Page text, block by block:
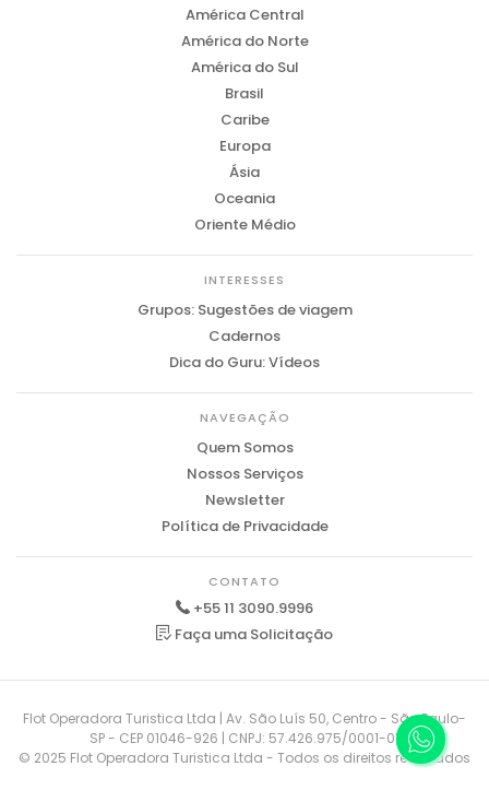
América Central
América do Norte
América do Sul
Brasil
Caribe
Europa
Ásia
Oceania
Oriente Médio
INTERESSES
Grupos: Sugestões de viagem
Cadernos
Dica do Guru: Vídeos
NAVEGAÇÃO
Quem Somos
Nossos Serviços
Newsletter
Política de Privacidade
CONTATO
+55 11 3090.9996
Faça uma Solicitação
Flot Operadora Turistica Ltda | Av. São Luís 50, Centro - São Paulo-
SP - CEP 01046-926 | CNPJ: 57.426.975/0001-01
© 2025 Flot Operadora Turistica Ltda - Todos os direitos reservados